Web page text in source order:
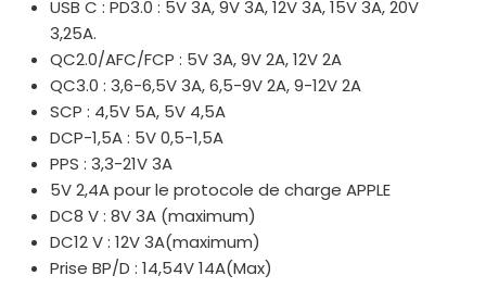
USB C : PD3.0 : 5V 3A, 9V 3A, 12V 3A, 15V 3A, 20V
3,25A.
QC2.0/AFC/FCP : 5V 3A, 9V 2A, 12V 2A
QC3.0 : 3,6-6,5V 3A, 6,5-9V 2A, 9-12V 2A
SCP : 4,5V 5A, 5V 4,5A
DCP-1,5A : 5V 0,5-1,5A
PPS : 3,3-21V 3A
5V 2,4A pour le protocole de charge APPLE
DC8 V : 8V 3A (maximum)
DC12 V : 12V 3A(maximum)
Prise BP/D : 14,54V 14A(Max)